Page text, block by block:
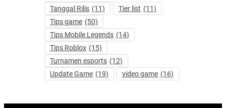
Tanggal Rilis (11) Tier list (11)
Tips game (50)
Tips Mobile Legends (14)
Tips Roblox (15)
Turnamen esports (12)
Update Game (19) video game (16)